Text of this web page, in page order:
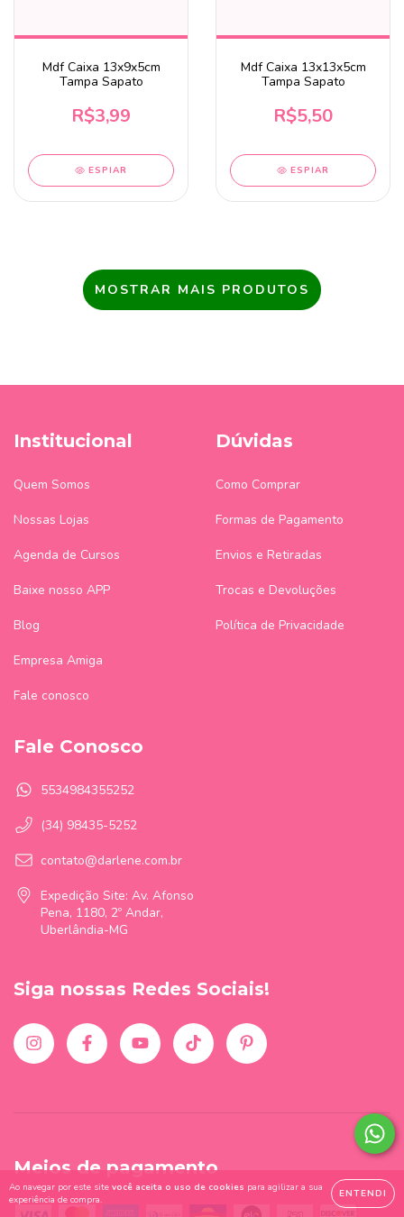
Ao navegar por este site você aceita o uso de cookies para agilizar a sua
experiência de compra.
ENTENDI
Mdf Caixa 13x9x5cm
Tampa Sapato
R$3,99
ESPIAR
Mdf Caixa 13x13x5cm
Tampa Sapato
R$5,50
ESPIAR
MOSTRAR MAIS PRODUTOS
Institucional
Quem Somos
Nossas Lojas
Agenda de Cursos
Baixe nosso APP
Blog
Empresa Amiga
Fale conosco
Dúvidas
Como Comprar
Formas de Pagamento
Envios e Retiradas
Trocas e Devoluções
Política de Privacidade
Fale Conosco
5534984355252
(34) 98435-5252
contato@darlene.com.br
Expedição Site: Av. Afonso
Pena, 1180, 2º Andar,
Uberlândia-MG
Siga nossas Redes Sociais!
Meios de pagamento